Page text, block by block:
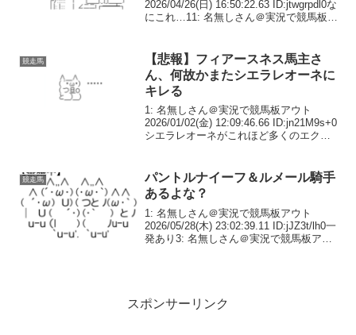
2026/04/26(日) 16:50:22.63 ID:jtwgrpdl0な
にこれ…11: 名無しさん＠実況で競馬板ア
競走馬
【悲報】フィアースネス馬主さ
ん、何故かまたシエラレオーネに
キレる
1: 名無しさん＠実況で競馬板アウト
2026/01/02(金) 12:09:46.66 ID:jn21M9s+0
シエラレオーネがこれほど多くのエクリ
に対する侮辱だ。フォ...
競走馬
パントルナイーフ＆ルメール騎手
あるよな？
1: 名無しさん＠実況で競馬板アウト
2026/05/28(木) 23:02:39.11 ID:jJZ3t/lh0一
発あり3: 名無しさん＠実況で競馬板アウ
スポンサーリンク